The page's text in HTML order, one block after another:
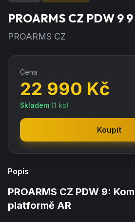
PROARMS CZ PDW 9
PROARMS CZ
Cena
22 990 Kč
Skladem (1 ks)
Koupit
Popis
PROARMS CZ PDW 9:
platformě AR